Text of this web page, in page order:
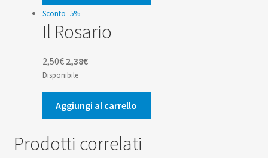
7,00€.6,65€.
Sconto -5%
Il Rosario
2,50€ Il
prezzo
originale
era:
2,50€.
2,38€Il
attuale
è:
2,38€.
Disponibile
Aggiungi al carrello
Prodotti correlati